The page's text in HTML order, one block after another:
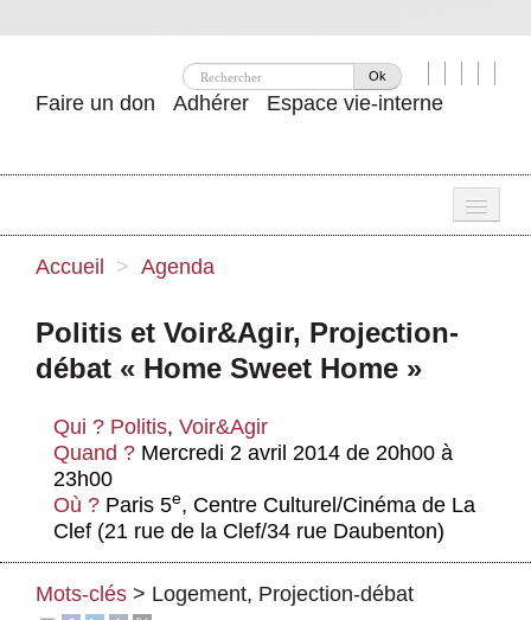
Ok
Faire un don Adhérer Espace vie-interne
Nos idées
Publications
Agenda
Actus et médias
Boutique
Accueil > Agenda
Politis et Voir&Agir, Projection-
débat « Home Sweet Home »
Qui ? Politis, Voir&Agir
Quand ? Mercredi 2 avril 2014 de 20h00 à
23h00
Où ? Paris 5e, Centre Culturel/Cinéma de La
Clef (21 rue de la Clef/34 rue Daubenton)
Mots-clés > Logement, Projection-débat